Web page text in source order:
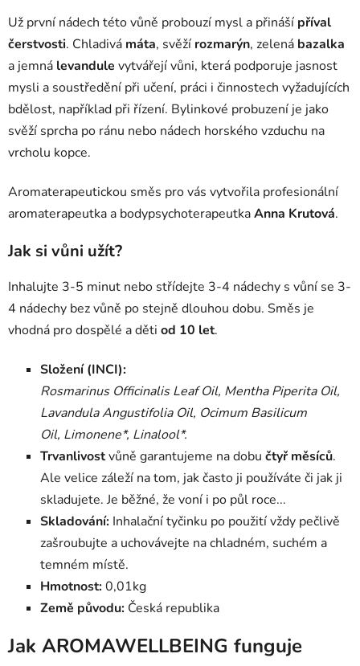
Už první nádech této vůně probouzí mysl a přináší příval
čerstvosti. Chladivá máta, svěží rozmarýn, zelená bazalka
a jemná levandule vytvářejí vůni, která podporuje jasnost
mysli a soustředění při učení, práci i činnostech vyžadujících
bdělost, například při řízení. Bylinkové probuzení je jako
svěží sprcha po ránu nebo nádech horského vzduchu na
vrcholu kopce.
Aromaterapeutickou směs pro vás vytvořila profesionální
aromaterapeutka a bodypsychoterapeutkaAnna Krutová.
Jak si vůni užít?
Inhalujte 3-5 minut nebo střídejte 3-4 nádechy s vůní se 3-
4 nádechy bez vůně po stejně dlouhou dobu. Směs je
vhodná pro dospělé a děti od 10 let.
Složení (INCI):
Rosmarinus Officinalis Leaf Oil, Mentha Piperita Oil,
Lavandula Angustifolia Oil, Ocimum Basilicum
Oil, Limonene*, Linalool*.
Trvanlivostvůně garantujeme na dobu čtyř měsíců.
Ale velice záleží na tom, jak často ji používáte či jak ji
skladujete. Je běžné, že voní i po půl roce...
Skladování: Inhalační tyčinku po použití vždy pečlivě
zašroubujte a uchovávejte na chladném, suchém a
temném místě.
Hmotnost:0,01kg
Země původu: Česká republika
Jak AROMAWELLBEING funguje